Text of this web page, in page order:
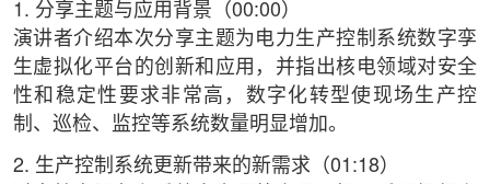
1. 分享主题与应用背景（00:00）
演讲者介绍本次分享主题为电力生产控制系统数字孪
生虚拟化平台的创新和应用，并指出核电领域对安全
性和稳定性要求非常高，数字化转型使现场生产控
制、巡检、监控等系统数量明显增加。
2. 生产控制系统更新带来的新需求（01:18）